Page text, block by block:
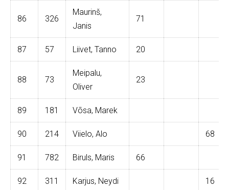
86 326
Maurinš,
Janis
71
87 57 Liivet, Tanno 20
88 73
Meipalu,
Oliver
23
89 181 Võsa, Marek
90 214 Viielo, Alo 68
91 782 Biruls, Maris 66
92 311 Karjus, Neydi 16